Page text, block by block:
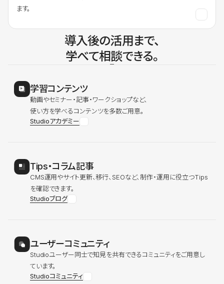
ます。
導入後の活用まで、
学べて相談できる。
学習コンテンツ
動画やセミナー・記事・ワークショップなど、
使い方を学べるコンテンツを多数ご用意。
Studioアカデミー
Tips・コラム記事
CMS運用やサイト更新、移行、SEOなど、制作・運用に役立つTips
を確認できます。
Studioブログ
ユーザーコミュニティ
Studioユーザー同士で知見を共有できるコミュニティをご用意し
ています。
Studioコミュニティ